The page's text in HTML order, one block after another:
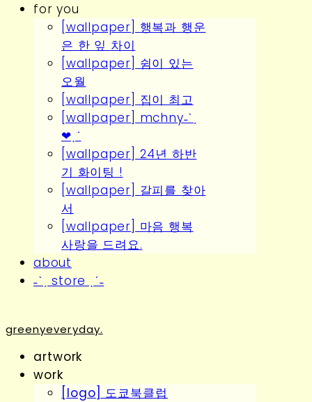
for you
[wallpaper] 행복과 행운
은 한 잎 차이
[wallpaper] 쉼이 있는
오월
[wallpaper] 집이 최고
[wallpaper] mchny˗ˋˏ
❤︎ˎˊ
[wallpaper] 24년 하반
기 화이팅 !
[wallpaper] 갈피를 찾아
서
[wallpaper] 마음 행복
사랑을 드려요.
about
˗ˋˏ store ˎˊ˗
greenyeveryday.
artwork
work
[logo] 도쿄북클럽